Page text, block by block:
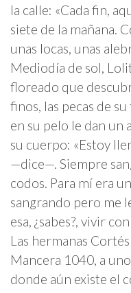
la calle: «Cada fin,
siete de la mañana.
unas locas, unas
Mediodía de sol,
floreado que
finos, las pecas de
en su pelo le dan un
su cuerpo: «Estoy
—dice—. Siempre
codos. Para mí era
sangrando pero me
esa, ¿sabes?, vivir
Las hermanas
Mancera 1040, a
donde aún existe el